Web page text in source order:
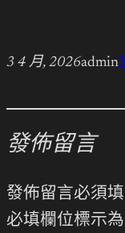
3 4 月, 2026admin
發佈留言
發佈留言必須
必填欄位標示為